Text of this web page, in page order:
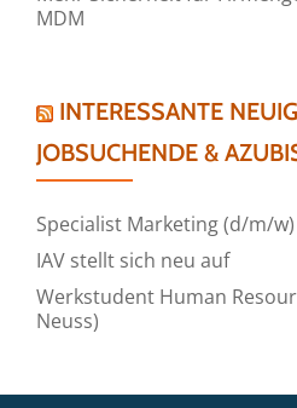
MDM
INTERESSANTE
JOBSUCHENDE &
Specialist Marketing (d/m/
IAV stellt sich neu auf
Werkstudent Human
Neuss)